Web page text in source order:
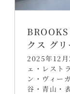
クス グ
2025年12月
ェ・レスト
ン・ヴィー
谷・青山・